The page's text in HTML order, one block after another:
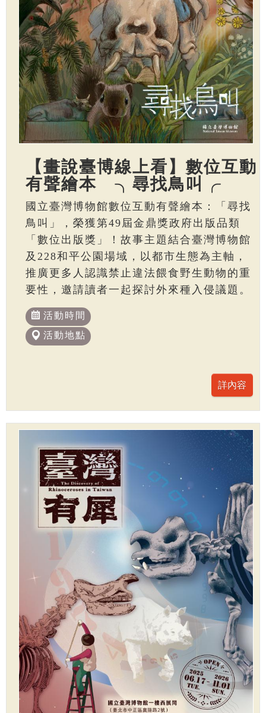
【畫說臺博線上看】數位互動
有聲繪本 ╮尋找鳥叫╭
國立臺灣博物館數位互動有聲繪本：「尋找
鳥叫」，榮獲第49屆金鼎獎政府出版品類
「數位出版獎」！故事主題結合臺灣博物館
及228和平公園場域，以都市生態為主軸，
推廣更多人認識禁止違法餵食野生動物的重
要性，邀請讀者一起探討外來種入侵議題。
活動時間
活動地點